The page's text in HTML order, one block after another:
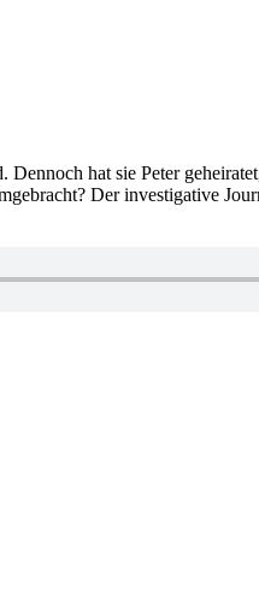
hat sie Peter
Der investigative